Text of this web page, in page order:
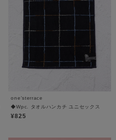
one'sterrace
◆Wpc. タオルハンカチ ユニセックス
¥825